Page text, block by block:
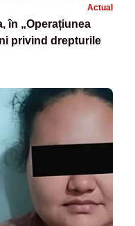
Actual
în „Operațiunea
privind drepturile